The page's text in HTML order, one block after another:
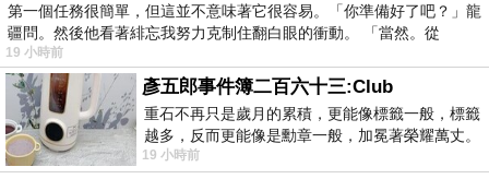
第一個任務很簡單，但這並不意味著它很容易。「你準備好了吧？」龍
疆問。然後他看著緋忘我努力克制住翻白眼的衝動。 「當然。從
19 小時前
彥五郎事件簿二百六十三:Club
重石不再只是歲月的累積，更能像標籤一般，標籤
越多，反而更能像是勳章一般，加冕著榮耀萬丈。
習慣一如縱容，成了再難輕輕放下的罪證
19 小時前